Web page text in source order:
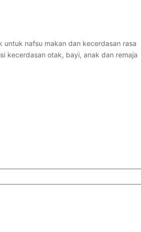
untuk nafsu makan dan kecerdasan rasa
kecerdasan otak, bayi, anak dan remaja